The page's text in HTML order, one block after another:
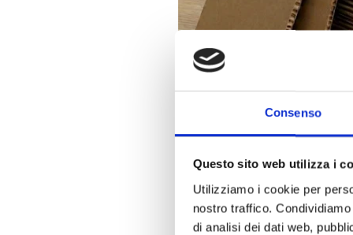
Consenso
Questo sito web utilizza i
Utilizziamo i cookie per
nostro traffico.
di analisi dei dati web,
Sono costituiti da un’anima
EcoPackaging fornisce queste
industriale su misura.